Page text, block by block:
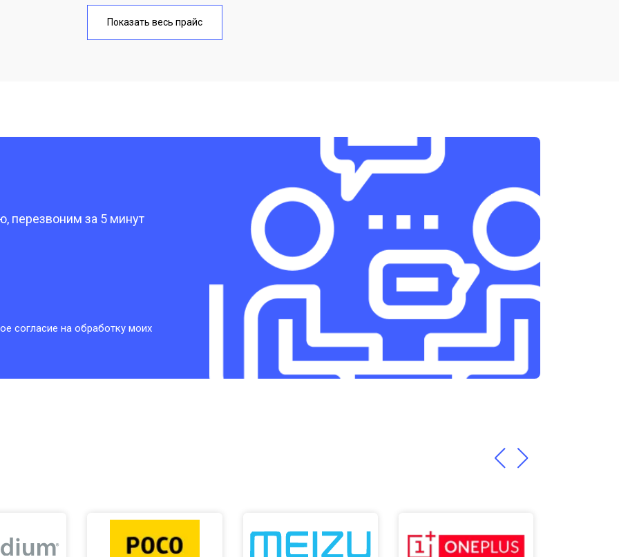
от 40 мин
от 3300 ₽
от 1400 ₽ Заказать
от 2700 ₽ Заказать
от 950 ₽ Заказать
от 1750 ₽
Показать весь прайс
перезвоним за 5 минут
согласие на обработку моих